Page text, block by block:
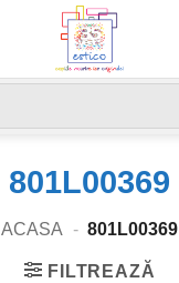
801L00369
ACASA - 801L00369
FILTREAZĂ